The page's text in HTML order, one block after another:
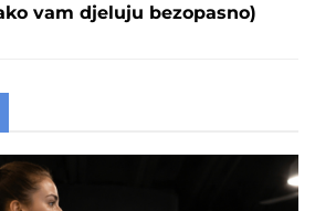
vam djeluju bezopasno)